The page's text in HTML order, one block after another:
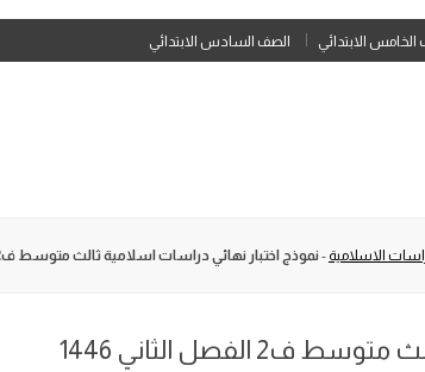
Skip
to
الخامس الابتدائي الصف السادس الابتدائي
الاسلامية -نموذج اختبار نهائي دراسات اسلامية ثالث متوسط ف2 الفصل الثاني 1446
الثاني 1446